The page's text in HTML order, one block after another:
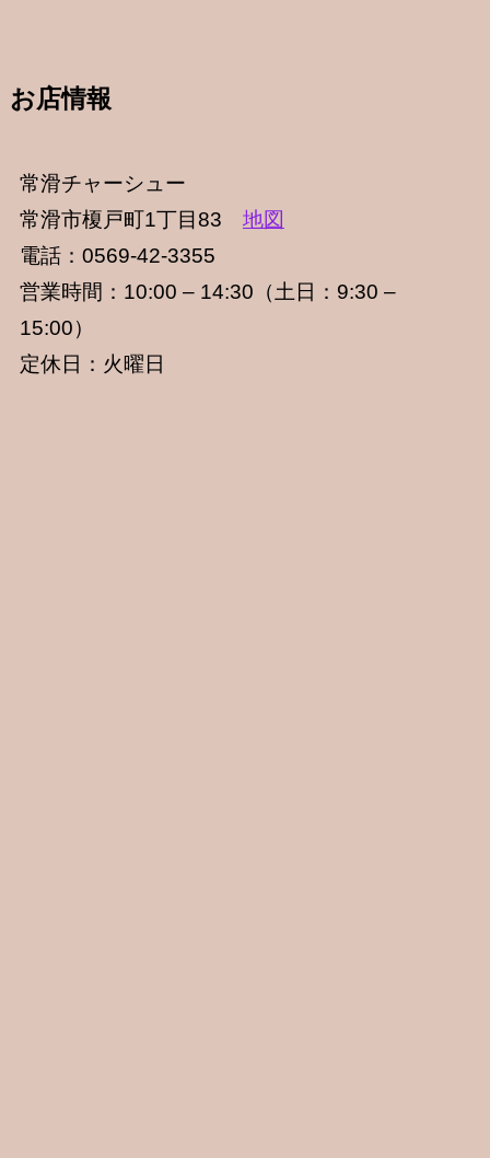
お店情報
常滑チャーシュー
常滑市榎戸町1丁目83 地図
電話：0569-42-3355
営業時間：10:00 – 14:30（土日：9:30 –
15:00）
定休日：火曜日